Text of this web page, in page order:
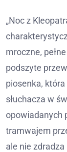
„Noc z
mroczne,
podszyte
piosenka,
słuchacza w
opowiadanych
tramwajem
ale nie zdradza